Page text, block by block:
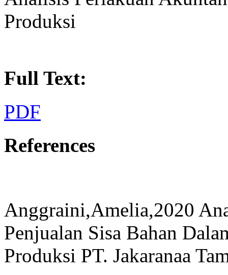
Produksi
Full Text:
PDF
References
Anggraini,Amelia,2020
Penjualan Sisa Bahan
Produksi PT. Jakaranaa